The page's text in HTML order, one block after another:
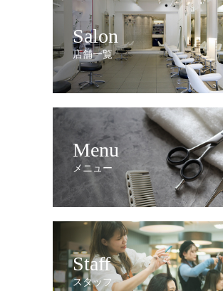
Salon
店舗一覧
Menu
メニュー
Staff
スタッフ